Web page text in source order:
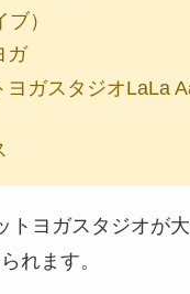
）
ガ
ヨガスタジオLaLa
トヨガスタジオが
れます。